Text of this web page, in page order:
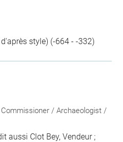
style) (-664 - -332)
/ Archaeologist /
aussi Clot Bey, Vendeur ;